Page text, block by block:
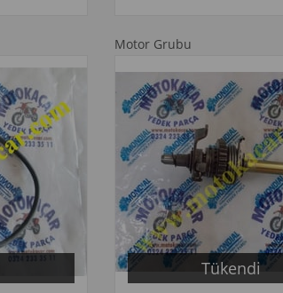
Motor Grubu
Tükendi